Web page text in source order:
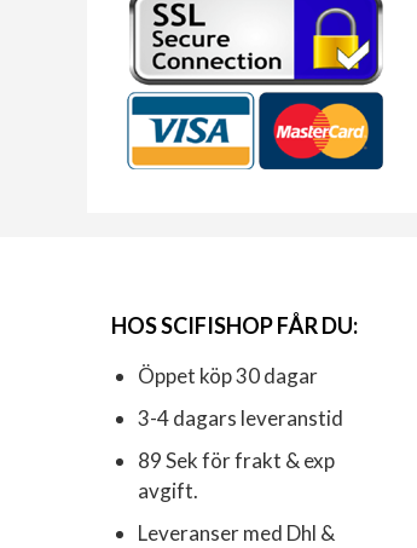
HOS SCIFISHOP FÅR DU:
Öppet köp 30 dagar
3-4 dagars leveranstid
89 Sek för frakt & exp
avgift.
Leveranser med Dhl &